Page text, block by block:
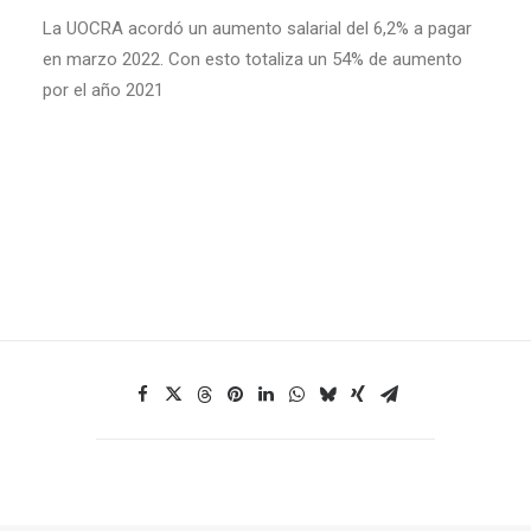
La UOCRA acordó un aumento salarial del 6,2% a pagar
en marzo 2022. Con esto totaliza un 54% de aumento
por el año 2021